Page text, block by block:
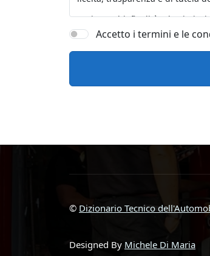
Accetto i termini e le
© Dizionario Tecnico
Designed By Michele Di Maria